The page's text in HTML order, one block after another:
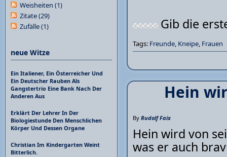
Gib die
Tags: Freunde, Kneipe, Frauen
Hein
By Rudolf Faix
Hein wird von
was er auch
Weisheiten (1)
Zitate(29)
Zufälle(1)
neue Witze
Ein Italiener, Ein Österreicher Und
Ein Deutscher Rauben Als
Gangstertrio Eine Bank Nach Der
Anderen Aus
Erklärt Der Lehrer In Der
Biologiestunde Den Menschlichen
Körper Und Dessen Organe
Christian Im Kindergarten Weint
Bitterlich.